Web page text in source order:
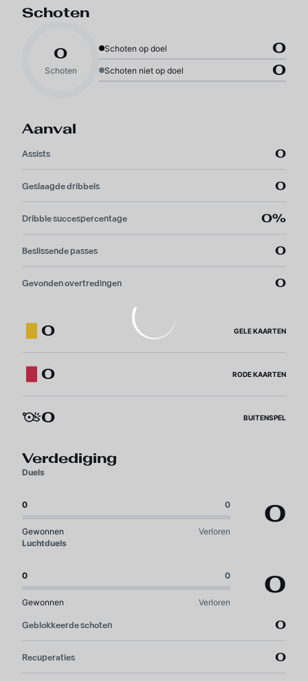
Schoten
0
Schoten
Schoten op doel 0
Schoten niet op doel 0
Aanval
Assists 0
Geslaagde dribbels 0
Dribble succespercentage 0%
Beslissende passes 0
Gevonden overtredingen 0
0 GELE KAARTEN
0 RODE KAARTEN
0 BUITENSPEL
Verdediging
Duels
0 0
Gewonnen Verloren
0
Luchtduels
0 0
Gewonnen Verloren
0
Geblokkeerde schoten 0
Recuperaties 0